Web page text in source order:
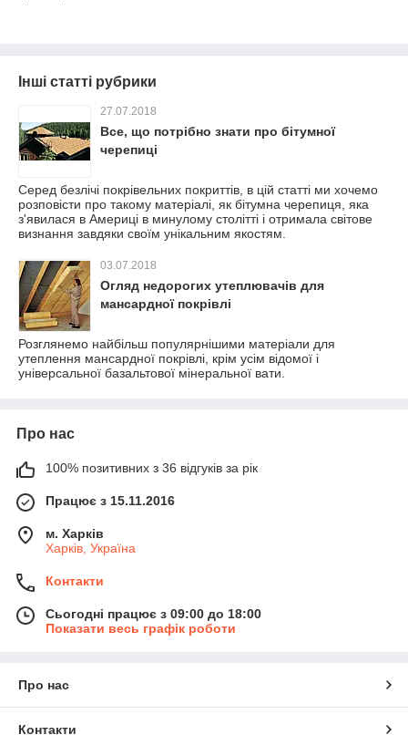
Інші статті рубрики
27.07.2018
Все, що потрібно знати про бітумної
черепиці
Серед безлічі покрівельних покриттів, в цій статті ми хочемо
розповісти про такому матеріалі, як бітумна черепиця, яка
з'явилася в Америці в минулому столітті і отримала світове
визнання завдяки своїм унікальним якостям.
03.07.2018
Огляд недорогих утеплювачів для
мансардної покрівлі
Розглянемо найбільш популярнішими матеріали для
утеплення мансардної покрівлі, крім усім відомої і
універсальної базальтової мінеральної вати.
Про нас
100% позитивних з 36 відгуків за рік
Працює з 15.11.2016
м. Харків
Харків, Україна
Контакти
Сьогодні працює з 09:00 до 18:00
Показати весь графік роботи
Про нас
Контакти